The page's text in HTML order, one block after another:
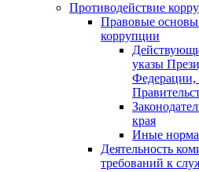
Противодействие
Правовые основы
коррупции
указы
Федерации,
края
Иные
Деятельность
требований к